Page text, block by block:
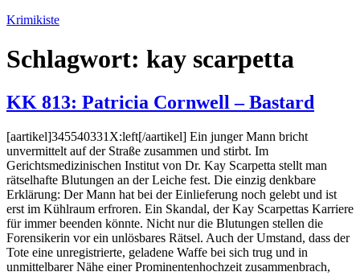
Zum
springen
Krimikiste
Schlagwort: kay scarpetta
KK 813: Patricia Cornwell – Bastard
[aartikel]345540331X:left[/aartikel] Ein junger Mann bricht
unvermittelt auf der Straße zusammen und stirbt. Im
Gerichtsmedizinischen Institut von Dr. Kay Scarpetta stellt man
rätselhafte Blutungen an der Leiche fest. Die einzig denkbare
Erklärung: Der Mann hat bei der Einlieferung noch gelebt und ist
erst im Kühlraum erfroren. Ein Skandal, der Kay Scarpettas Karriere
für immer beenden könnte. Nicht nur die Blutungen stellen die
Forensikerin vor ein unlösbares Rätsel. Auch der Umstand, dass der
Tote eine unregistrierte, geladene Waffe bei sich trug und in
unmittelbarer Nähe einer Prominentenhochzeit zusammenbrach,